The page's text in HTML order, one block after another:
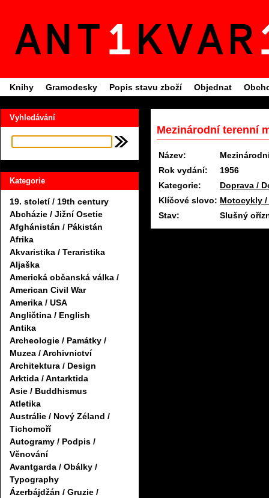
Knihy Gramodesky Popis stavu zboží Objednat
Vyhledávání
Kategorie
19. století / 19th century
Abcházie / Jižní Osetie
Afghánistán / Pákistán
Afrika
Akvaristika / Teraristika
Aljaška
Americká občanská válka /
American Civil War
Amerika / USA
Angličtina / English
Antika
Archeologie / Památky /
Muzea / Archivnictví
Architektura / Design
Arktida / Antarktida
Asie / Buddhismus
Atletika
Austrálie / Nový Zéland /
Tichomoří
Autogramy / Podpis /
Věnování
Avantgarda / Obálky /
Typography
Ázerbájdžán / Gruzie /
Mezinárodní terenní
Název:
Rok vydání:
1956
Kategorie:
Doprava /
Klíčové slovo: Motocykly
Stav:
Slušný